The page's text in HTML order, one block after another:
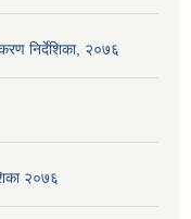
निर्देशिका, २०७६
२०७६